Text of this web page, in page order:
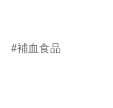
補血食品